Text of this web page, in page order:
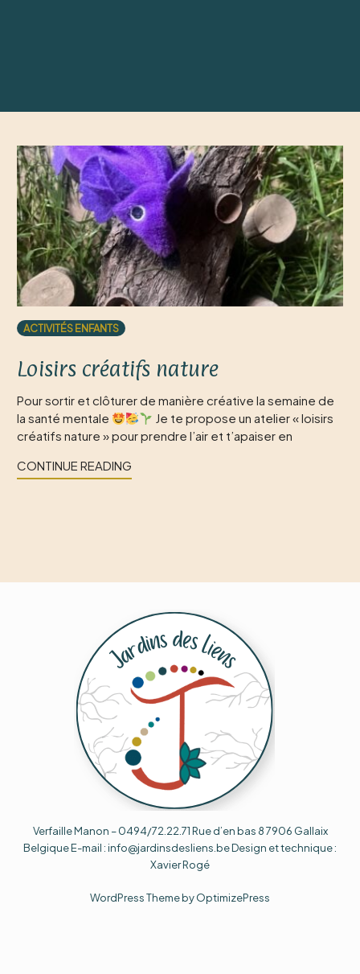
ACTIVITÉS ENFANTS
Loisirs créatifs nature
Pour sortir et clôturer de manière créative la semaine de
la santé mentale
Je te propose un atelier « loisirs
créatifs nature » pour prendre l’air et t’apaiser en
CONTINUE READING
Verfaille Manon – 0494/72.22.71 Rue d’en bas 8 7906 Gallaix
Belgique E-mail : info@jardinsdesliens.be Design et technique :
Xavier Rogé
WordPress Theme by OptimizePress